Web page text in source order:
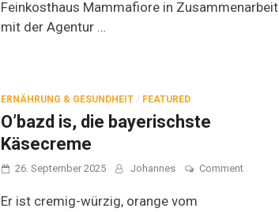
–
Feinkosthaus Mammafiore in Zusammenarbeit
mit der Agentur …
ERNÄHRUNG & GESUNDHEIT / FEATURED
O’bazd is, die bayerischste
Käsecreme
26. September 2025 Johannes Commenton
Er ist cremig-würzig, orange vom